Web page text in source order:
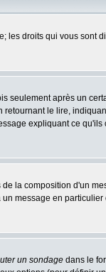
les droits qui vous sont
seulement après un
le lire,
expliquant ce
de la composition d'un
message en
un sondage dans le